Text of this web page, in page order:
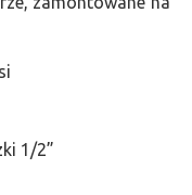
1/2”